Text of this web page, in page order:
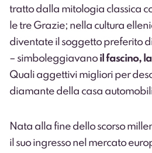
tratto dalla mitologia classica
le tre Grazie; nella cultura
diventate il soggetto preferito
– simboleggiavanoil fascino,
Quali aggettivi migliori per
diamante della casa
Nata alla fine dello scorso
il suo ingresso nel mercato